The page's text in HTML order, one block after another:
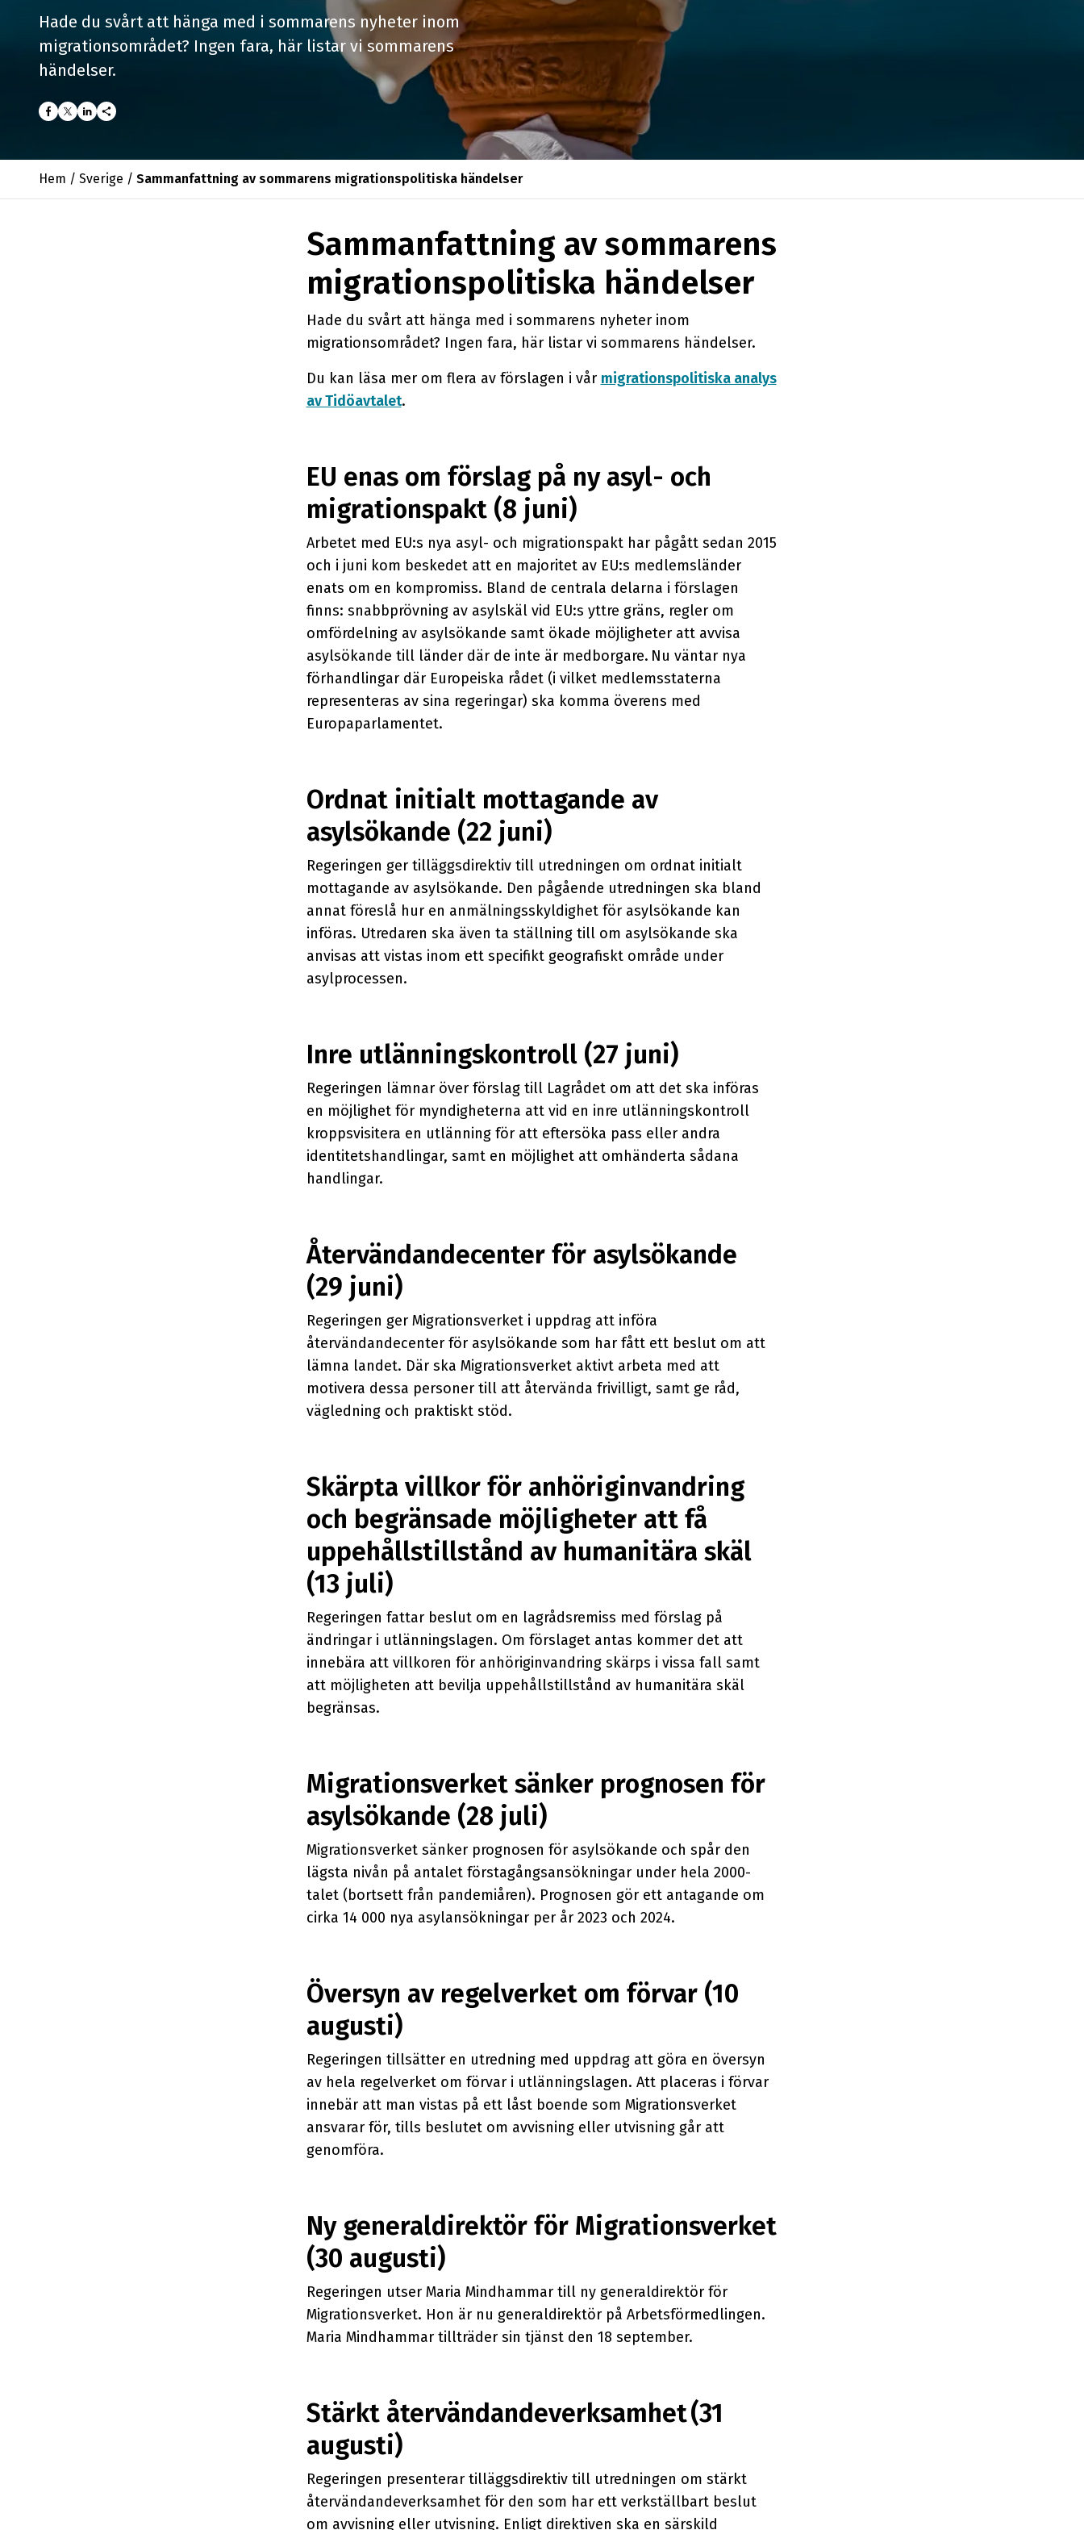
Utbildningar
Nyhetsbrev
Hade du svårt att hänga med i sommarens nyheter inom
migrationsområdet? Ingen fara, här listar vi sommarens
händelser.
share
Hem / Sverige / Sammanfattning av sommarens migrationspolitiska händelser
Sammanfattning av sommarens
migrationspolitiska händelser
Hade du svårt att hänga med i sommarens nyheter inom
migrationsområdet? Ingen fara, här listar vi sommarens händelser.
Du kan läsa mer om flera av förslagen i vår migrationspolitiska analys
av Tidöavtalet.
EU enas om förslag på ny asyl- och
migrationspakt (8 juni)
Arbetet med EU:s nya asyl- och migrationspakt har pågått sedan 2015
och i juni kom beskedet att en majoritet av EU:s medlemsländer
enats om en kompromiss. Bland de centrala delarna i förslagen
finns: snabbprövning av asylskäl vid EU:s yttre gräns, regler om
omfördelning av asylsökande samt ökade möjligheter att avvisa
asylsökande till länder där de inte är medborgare. Nu väntar nya
förhandlingar där Europeiska rådet (i vilket medlemsstaterna
representeras av sina regeringar) ska komma överens med
Europaparlamentet.
Ordnat initialt mottagande av
asylsökande (22 juni)
Regeringen ger tilläggsdirektiv till utredningen om ordnat initialt
mottagande av asylsökande. Den pågående utredningen ska bland
annat föreslå hur en anmälningsskyldighet för asylsökande kan
införas. Utredaren ska även ta ställning till om asylsökande ska
anvisas att vistas inom ett specifikt geografiskt område under
asylprocessen.
Inre utlänningskontroll (27 juni)
Regeringen lämnar över förslag till Lagrådet om att det ska införas
en möjlighet för myndigheterna att vid en inre utlänningskontroll
kroppsvisitera en utlänning för att eftersöka pass eller andra
identitetshandlingar, samt en möjlighet att omhänderta sådana
handlingar.
Återvändandecenter för asylsökande
(29 juni)
Regeringen ger Migrationsverket i uppdrag att införa
återvändandecenter för asylsökande som har fått ett beslut om att
lämna landet. Där ska Migrationsverket aktivt arbeta med att
motivera dessa personer till att återvända frivilligt, samt ge råd,
vägledning och praktiskt stöd.
Skärpta villkor för anhöriginvandring
och begränsade möjligheter att få
uppehållstillstånd av humanitära skäl
(13 juli)
Regeringen fattar beslut om en lagrådsremiss med förslag på
ändringar i utlänningslagen. Om förslaget antas kommer det att
innebära att villkoren för anhöriginvandring skärps i vissa fall samt
att möjligheten att bevilja uppehållstillstånd av humanitära skäl
begränsas.
Migrationsverket sänker prognosen för
asylsökande (28 juli)
Migrationsverket sänker prognosen för asylsökande och spår den
lägsta nivån på antalet förstagångsansökningar under hela 2000-
talet (bortsett från pandemiåren). Prognosen gör ett antagande om
cirka 14 000 nya asylansökningar per år 2023 och 2024.
Översyn av regelverket om förvar (10
augusti)
Regeringen tillsätter en utredning med uppdrag att göra en översyn
av hela regelverket om förvar i utlänningslagen. Att placeras i förvar
innebär att man vistas på ett låst boende som Migrationsverket
ansvarar för, tills beslutet om avvisning eller utvisning går att
genomföra.
Ny generaldirektör för Migrationsverket
(30 augusti)
Regeringen utser Maria Mindhammar till ny generaldirektör för
Migrationsverket. Hon är nu generaldirektör på Arbetsförmedlingen.
Maria Mindhammar tillträder sin tjänst den 18 september.
Stärkt återvändandeverksamhet (31
augusti)
Regeringen presenterar tilläggsdirektiv till utredningen om stärkt
återvändandeverksamhet för den som har ett verkställbart beslut
om avvisning eller utvisning. Enligt direktiven ska en särskild